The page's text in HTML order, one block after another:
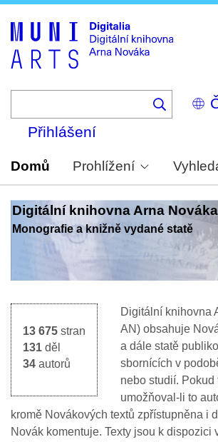
Select
your
Přihlášení
Domů Prohlížení
Digitální knihovna Arna Nováka
Monografie a knižně vydané statě
13 675 stran
131 děl
34 autorů
Digitální knihovna
AN) obsahuje
a dále statě
sbornících v
nebo studií. Pokud
umožňoval-li to
kromě Novákových textů zpřístupněna i
Novák komentuje. Texty jsou k dispozici